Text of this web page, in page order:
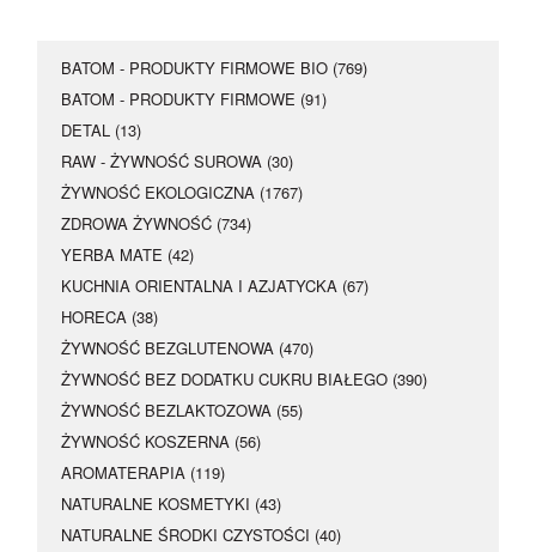
Kupon rabatowy
Happy
BATOM - PRODUKTY FIRMOWE BIO (769)
BATOM - PRODUKTY FIRMOWE (91)
DETAL (13)
RAW - ŻYWNOŚĆ SUROWA (30)
ŻYWNOŚĆ EKOLOGICZNA (1767)
ZDROWA ŻYWNOŚĆ (734)
YERBA MATE (42)
KUCHNIA ORIENTALNA I AZJATYCKA (67)
HORECA (38)
ŻYWNOŚĆ BEZGLUTENOWA (470)
ŻYWNOŚĆ BEZ DODATKU CUKRU BIAŁEGO (390)
ŻYWNOŚĆ BEZLAKTOZOWA (55)
ŻYWNOŚĆ KOSZERNA (56)
AROMATERAPIA (119)
NATURALNE KOSMETYKI (43)
NATURALNE ŚRODKI CZYSTOŚCI (40)